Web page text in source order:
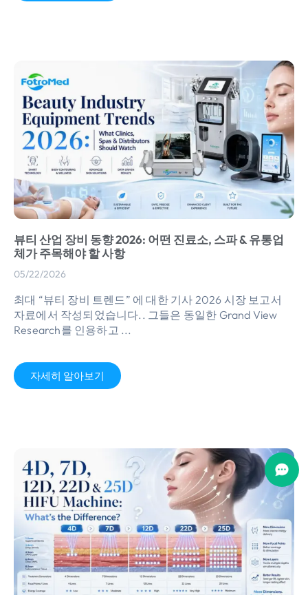
뷰티 산업 장비 동향 2026: 어떤 진료소, 스파 & 유통업
체가 주목해야 할 사항
05/22/2026
최대 “뷰티 장비 트렌드” 에 대한 기사 2026 시장 보고서
자료에서 작성되었습니다.. 그들은 동일한 Grand View
Research를 인용하고 ...
자세히 알아보기